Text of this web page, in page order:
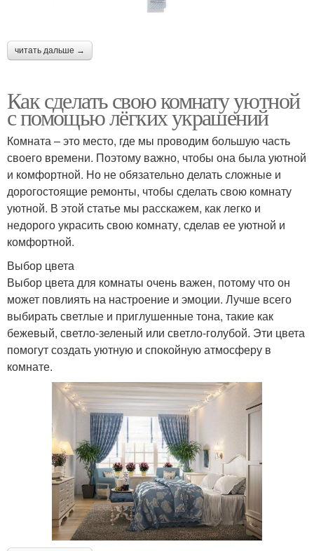
читать дальше →
Как сделать свою комнату уютной
с помощью лёгких украшений
Комната – это место, где мы проводим большую часть
своего времени. Поэтому важно, чтобы она была уютной
и комфортной. Но не обязательно делать сложные и
дорогостоящие ремонты, чтобы сделать свою комнату
уютной. В этой статье мы расскажем, как легко и
недорого украсить свою комнату, сделав ее уютной и
комфортной.
Выбор цвета
Выбор цвета для комнаты очень важен, потому что он
может повлиять на настроение и эмоции. Лучше всего
выбирать светлые и приглушенные тона, такие как
бежевый, светло-зеленый или светло-голубой. Эти цвета
помогут создать уютную и спокойную атмосферу в
комнате.